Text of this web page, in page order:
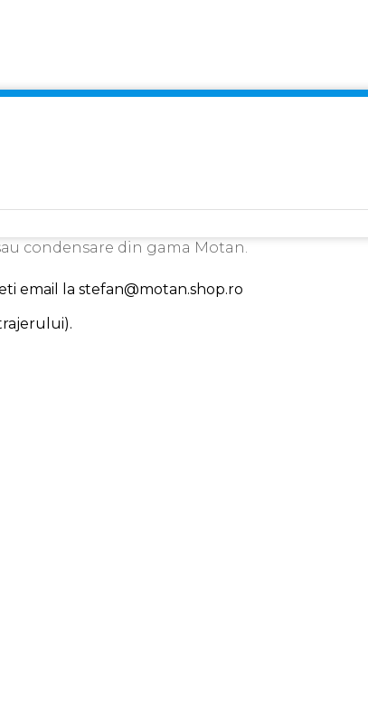
condensare din gama Motan.
email la stefan@motan.shop.ro